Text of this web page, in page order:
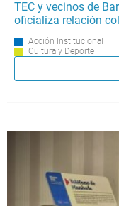
TEC y vecinos de
oficializa relación
Acción Institucional
Cultura y Deporte